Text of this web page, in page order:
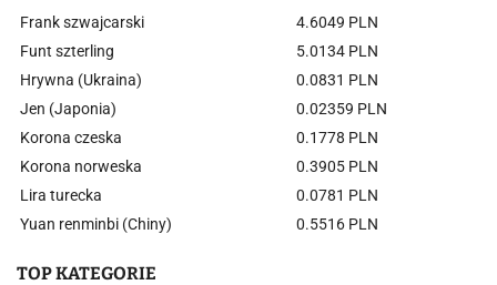
Frank szwajcarski
4.6049 PLN
Funt szterling
5.0134 PLN
Hrywna (Ukraina)
0.0831 PLN
Jen (Japonia)
0.02359 PLN
Korona czeska
0.1778 PLN
Korona norweska
0.3905 PLN
Lira turecka
0.0781 PLN
Yuan renminbi (Chiny)
0.5516 PLN
TOP KATEGORIE